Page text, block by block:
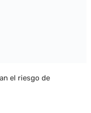
el riesgo de